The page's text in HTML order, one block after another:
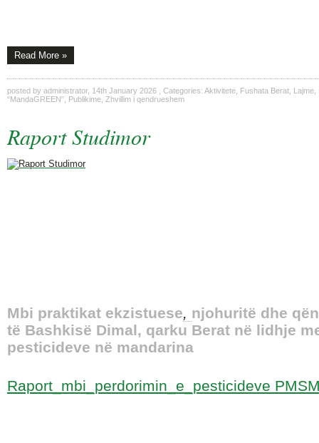
Read More »
posted by administrator, 14th January 2026 , Categories: Aktivitete Fushata Berat Lajme
“MandaGREEN”
Publikime Zhvillim i qendrueshem
Raport Studimor
Mbi praktikat ekzistuese, njohuritë dhe
të Bashkisë Dimal, qarku Berat në lidhje
pesticideve në mandarina
Raport_mbi_perdorimin_e_pesticideve